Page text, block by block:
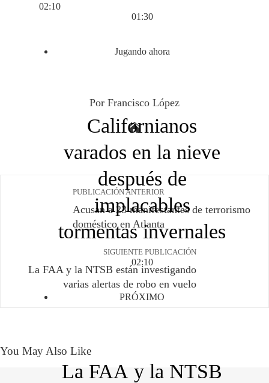
01:30
Jugando ahora
Californianos
varados en la nieve
después de
implacables
tormentas invernales
02:10
PRÓXIMO
La FAA y la NTSB
02:10
Por Francisco López
PUBLICACIÓN ANTERIOR
Acusan a 23 manifestantes de terrorismo
doméstico en Atlanta
SIGUIENTE PUBLICACIÓN
La FAA y la NTSB están investigando
varias alertas de robo en vuelo
You May Also Like